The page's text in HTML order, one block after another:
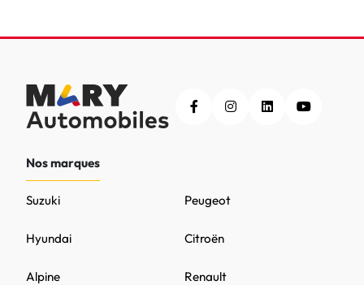
Nos marques
Peugeot
Citroën
Renault
Hyundai
Alpine
Suzuki